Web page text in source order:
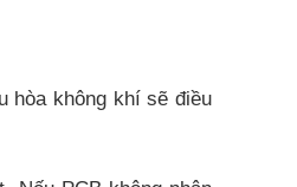
hòa không khí sẽ điều